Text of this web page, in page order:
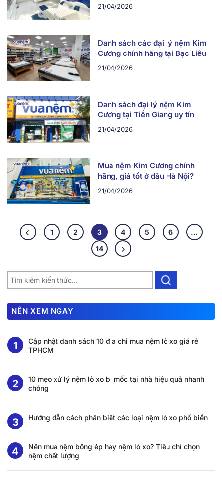
21/04/2026
Danh sách các đại lý nệm Kim
Cương chính hãng tại Bạc Liêu
21/04/2026
Danh sách đại lý nệm Kim
Cương tại Tiền Giang uy tín
21/04/2026
Mua nệm Kim Cương chính
hãng, giá tốt ở đâu Hà Nội?
21/04/2026
1 2 3 4 5 6
…
14
NÊN XEM NGAY
Cập nhật danh sách 10 địa chỉ mua nệm lò xo giá rẻ
TPHCM
10 mẹo xử lý nệm lò xo bị mốc tại nhà hiệu quả nhanh
chóng
Hướng dẫn cách phân biệt các loại nệm lò xo phổ biến
Nên mua nệm bông ép hay nệm lò xo? Tiêu chí chọn
nệm chất lượng